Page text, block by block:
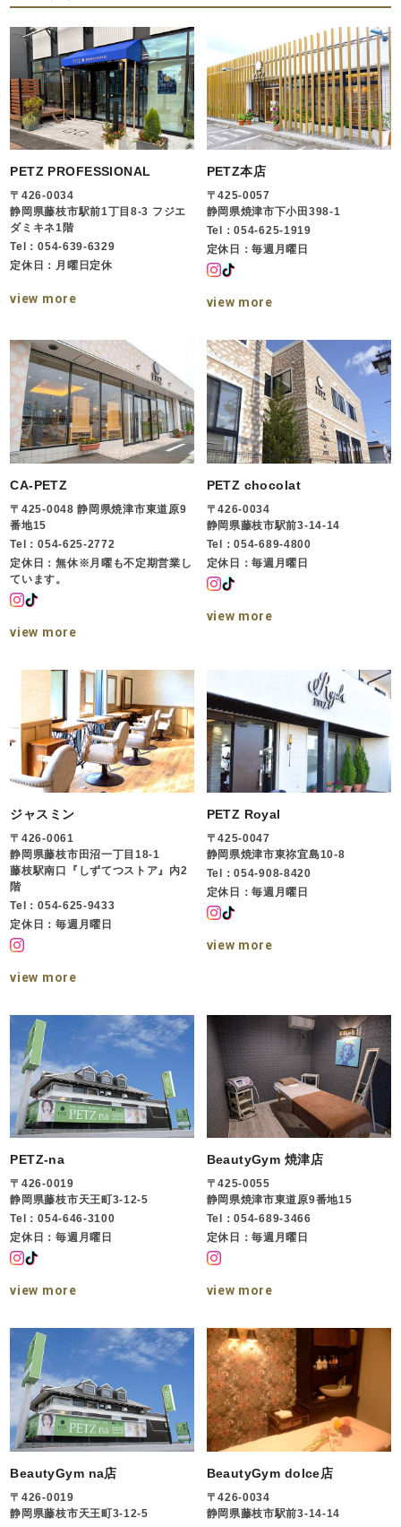
PETZ PROFESSIONAL
〒426-0034
静岡県藤枝市駅前1丁目8-3 フジエ
ダミキネ1階
Tel：054-639-6329
定休日：月曜日定休
view more
PETZ本店
〒425-0057
静岡県焼津市下小田398-1
Tel：054-625-1919
定休日：毎週月曜日
view more
CA-PETZ
〒425-0048 静岡県焼津市東道原9
番地15
Tel：054-625-2772
定休日：無休※月曜も不定期営業し
ています。
view more
PETZ chocolat
〒426-0034
静岡県藤枝市駅前3-14-14
Tel：054-689-4800
定休日：毎週月曜日
view more
ジャスミン
〒426-0061
静岡県藤枝市田沼一丁目18-1
藤枝駅南口『しずてつストア』内2
階
Tel：054-625-9433
定休日：毎週月曜日
view more
PETZ Royal
〒425-0047
静岡県焼津市東祢宜島10-8
Tel：054-908-8420
定休日：毎週月曜日
view more
PETZ-na
〒426-0019
静岡県藤枝市天王町3-12-5
Tel：054-646-3100
定休日：毎週月曜日
view more
BeautyGym 焼津店
〒425-0055
静岡県焼津市東道原9番地15
Tel：054-689-3466
定休日：毎週月曜日
view more
BeautyGym na店
〒426-0019
静岡県藤枝市天王町3-12-5
BeautyGym dolce店
〒426-0034
静岡県藤枝市駅前3-14-14